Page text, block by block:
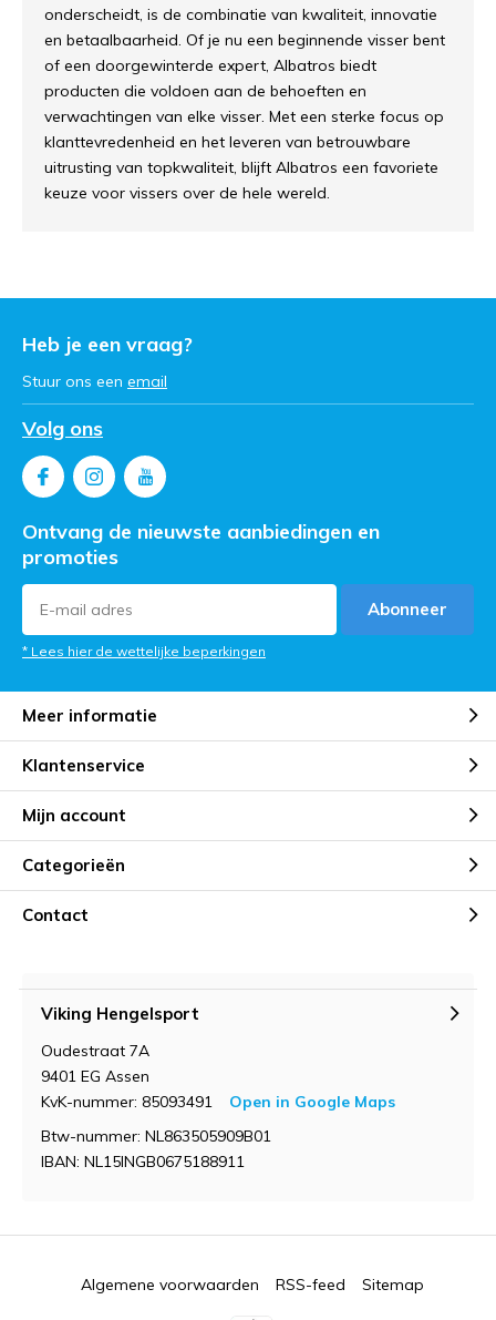
onderscheidt, is de combinatie van kwaliteit, innovatie
en betaalbaarheid. Of je nu een beginnende visser bent
of een doorgewinterde expert, Albatros biedt
producten die voldoen aan de behoeften en
verwachtingen van elke visser. Met een sterke focus op
klanttevredenheid en het leveren van betrouwbare
uitrusting van topkwaliteit, blijft Albatros een favoriete
keuze voor vissers over de hele wereld.
Heb je een vraag?
Stuur ons een email
Volg ons
Ontvang de nieuwste aanbiedingen en
promoties
Abonneer
* Lees hier de wettelijke beperkingen
Meer informatie
Klantenservice
Mijn account
Categorieën
Contact
Viking Hengelsport
Oudestraat 7A
9401 EG Assen
KvK-nummer: 85093491
Open in Google Maps
Btw-nummer: NL863505909B01
IBAN: NL15INGB0675188911
Algemene voorwaarden RSS-feed Sitemap